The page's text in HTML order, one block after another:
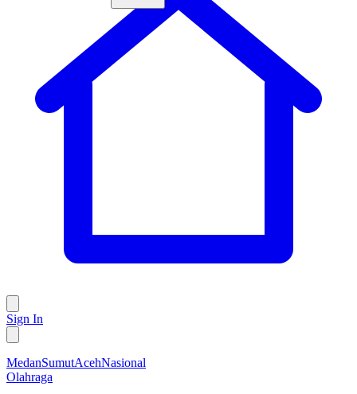
Sign In
MedanSumutAcehNasional
Olahraga